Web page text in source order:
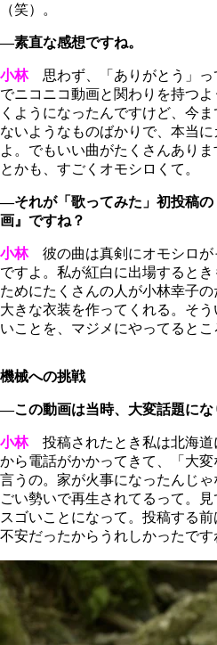
（笑）。
―素直な感想ですね。
小林思わず、「ありがとう」っ
でニコニコ動画と関わりを持つ
くようになったんですけど、今
ないようなものばかりで、本当
よ。でもいい曲がたくさんあり
とかも、すごくオモシロくて。
―それが「歌ってみた」初投稿
画』ですね？
小林彼の曲は真剣にオモシロが
ですよ。私が紅白に出場すると
ためにたくさんの人が小林幸子
大きな衣装を作ってくれる。そ
いことを、マジメにやってるとこ
機械への挑戦
―この動画は当時、大変話題にな
小林投稿されたとき私は北海道
から電話がかかってきて、「大
言うの。家が火事になったんじ
ごい勢いで再生されてるって。
スゴいことになって。投稿する
不安だったからうれしかったです